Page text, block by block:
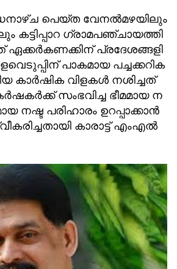
പെ​യ്ത വേ​ന​ല്‍​മ​ഴ​യി​ലും
ക​ട്ടി​പ്പാ​റ ഗ്രാ​മ​പ​ഞ്ചാ​യ​ത്തി​
ഏ​ക്ക​ര്‍​ക​ണ​ക്കി​ന് പ്ര​ദേ​ശ​ങ്ങ​ളി​
പാ​ക​മാ​യ പ​ച്ച​ക്ക​റി​ക​
കാ​ര്‍​ഷി​ക വി​ള​ക​ള്‍ ന​ശി​ച്ച​ത്
സം​ഭ​വി​ച്ച ഭീ​മ​മാ​യ ന​
ന​ഷ്ട പ​രി​ഹാ​രം ഉ​റ​പ്പാ​ക്കാ​ന്‍
കാ​രാ​ട്ട് എം​എ​ല്‍​